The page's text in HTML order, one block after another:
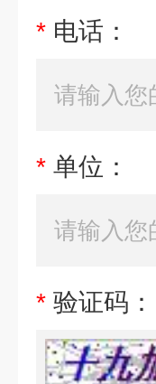
* 电话：
* 单位：
* 验证码：